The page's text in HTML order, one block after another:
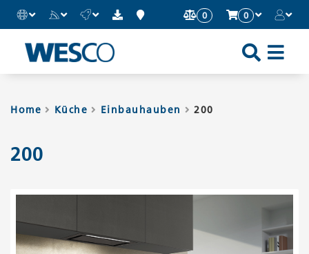
0 0
Home Küche Einbauhauben 200
200